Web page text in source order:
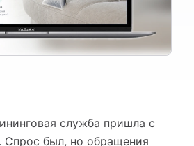
служба пришла с
Спрос был, но обращения